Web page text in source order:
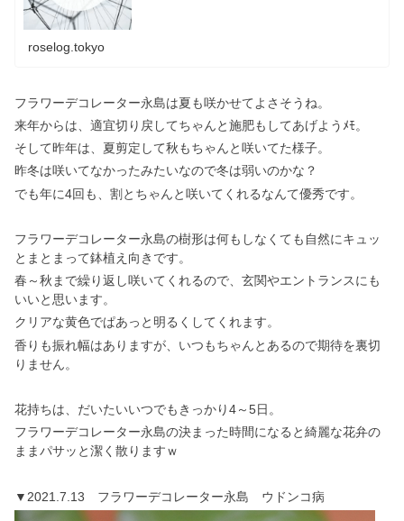
roselog.tokyo
フラワーデコレーター永島は夏も咲かせてよさそうね。
来年からは、適宜切り戻してちゃんと施肥もしてあげようﾒﾓ。
そして昨年は、夏剪定して秋もちゃんと咲いてた様子。
昨冬は咲いてなかったみたいなので冬は弱いのかな？
でも年に4回も、割とちゃんと咲いてくれるなんて優秀です。
フラワーデコレーター永島の樹形は何もしなくても自然にキュッ
とまとまって鉢植え向きです。
春～秋まで繰り返し咲いてくれるので、玄関やエントランスにも
いいと思います。
クリアな黄色でぱあっと明るくしてくれます。
香りも振れ幅はありますが、いつもちゃんとあるので期待を裏切
りません。
花持ちは、だいたいいつでもきっかり4～5日。
フラワーデコレーター永島の決まった時間になると綺麗な花弁の
ままパサッと潔く散りますｗ
▼2021.7.13 フラワーデコレーター永島 ウドンコ病